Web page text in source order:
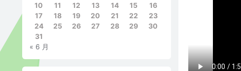
10
11 12 13 14 15
16
17
18 19 20 21 22
23
24
25 26 27 28 29
30
31
« 6 月